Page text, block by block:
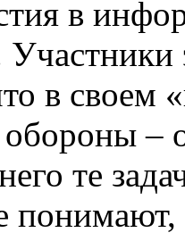
в
в своем
–
те